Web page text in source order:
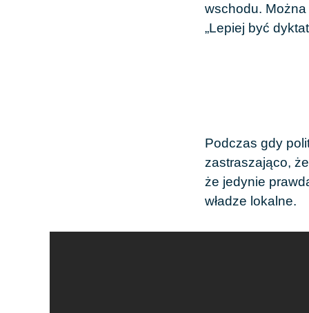
wschodu. Można
„Lepiej być
Podczas gdy
zastraszająco, że
że jedynie
władze lokalne.